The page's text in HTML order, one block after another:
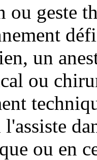
ou geste
un
ou
ou en